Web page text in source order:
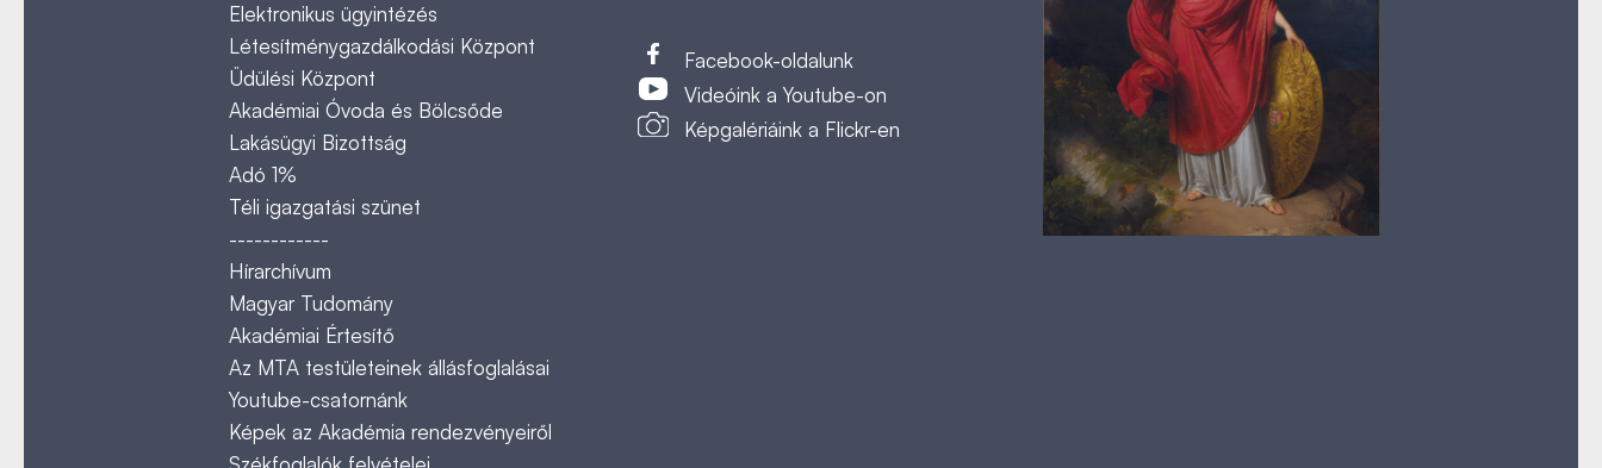
Elektronikus ügyintézés
Létesítménygazdálkodási Központ
Üdülési Központ
Akadémiai Óvoda és Bölcsőde
Lakásügyi Bizottság
Adó 1%
Téli igazgatási szünet
------------
Hírarchívum
Magyar Tudomány
Akadémiai Értesítő
Az MTA testületeinek állásfoglalásai
Youtube-csatornánk
Képek az Akadémia rendezvényeiről
Facebook-oldalunk
Videóink a Youtube-on
Képgalériáink a Flickr-en